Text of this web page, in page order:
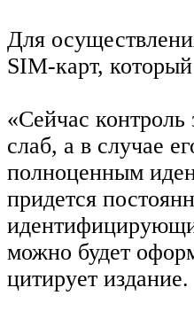
Для
SIM-карт,
«Сейчас
слаб, а в случае
полноценным
придется
можно будет
цитирует издание.